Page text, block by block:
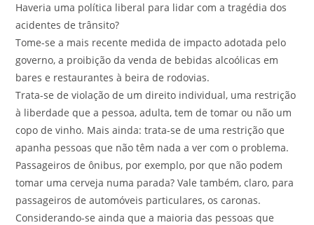
Haveria uma política liberal para lidar com a tragédia dos
acidentes de trânsito?
Tome-se a mais recente medida de impacto adotada pelo
governo, a proibição da venda de bebidas alcoólicas em
bares e restaurantes à beira de rodovias.
Trata-se de violação de um direito individual, uma restrição
à liberdade que a pessoa, adulta, tem de tomar ou não um
copo de vinho. Mais ainda: trata-se de uma restrição que
apanha pessoas que não têm nada a ver com o problema.
Passageiros de ônibus, por exemplo, por que não podem
tomar uma cerveja numa parada? Vale também, claro, para
passageiros de automóveis particulares, os caronas.
Considerando-se ainda que a maioria das pessoas que